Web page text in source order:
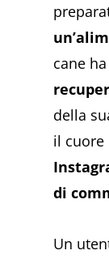
cane
della
il
di
Un